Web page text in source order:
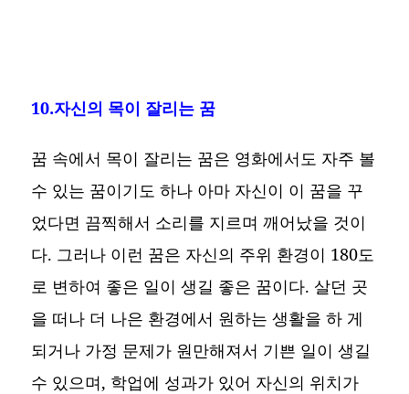
10.자신의 목이 잘리는 꿈
꿈 속에서 목이 잘리는 꿈은 영화에서도 자주 볼
수 있는 꿈이기도 하나 아마 자신이 이 꿈을 꾸
었다면 끔찍해서 소리를 지르며 깨어났을 것이
다. 그러나 이런 꿈은 자신의 주위 환경이 180도
로 변하여 좋은 일이 생길 좋은 꿈이다. 살던 곳
을 떠나 더 나은 환경에서 원하는 생활을 하 게
되거나 가정 문제가 원만해져서 기쁜 일이 생길
수 있으며, 학업에 성과가 있어 자신의 위치가